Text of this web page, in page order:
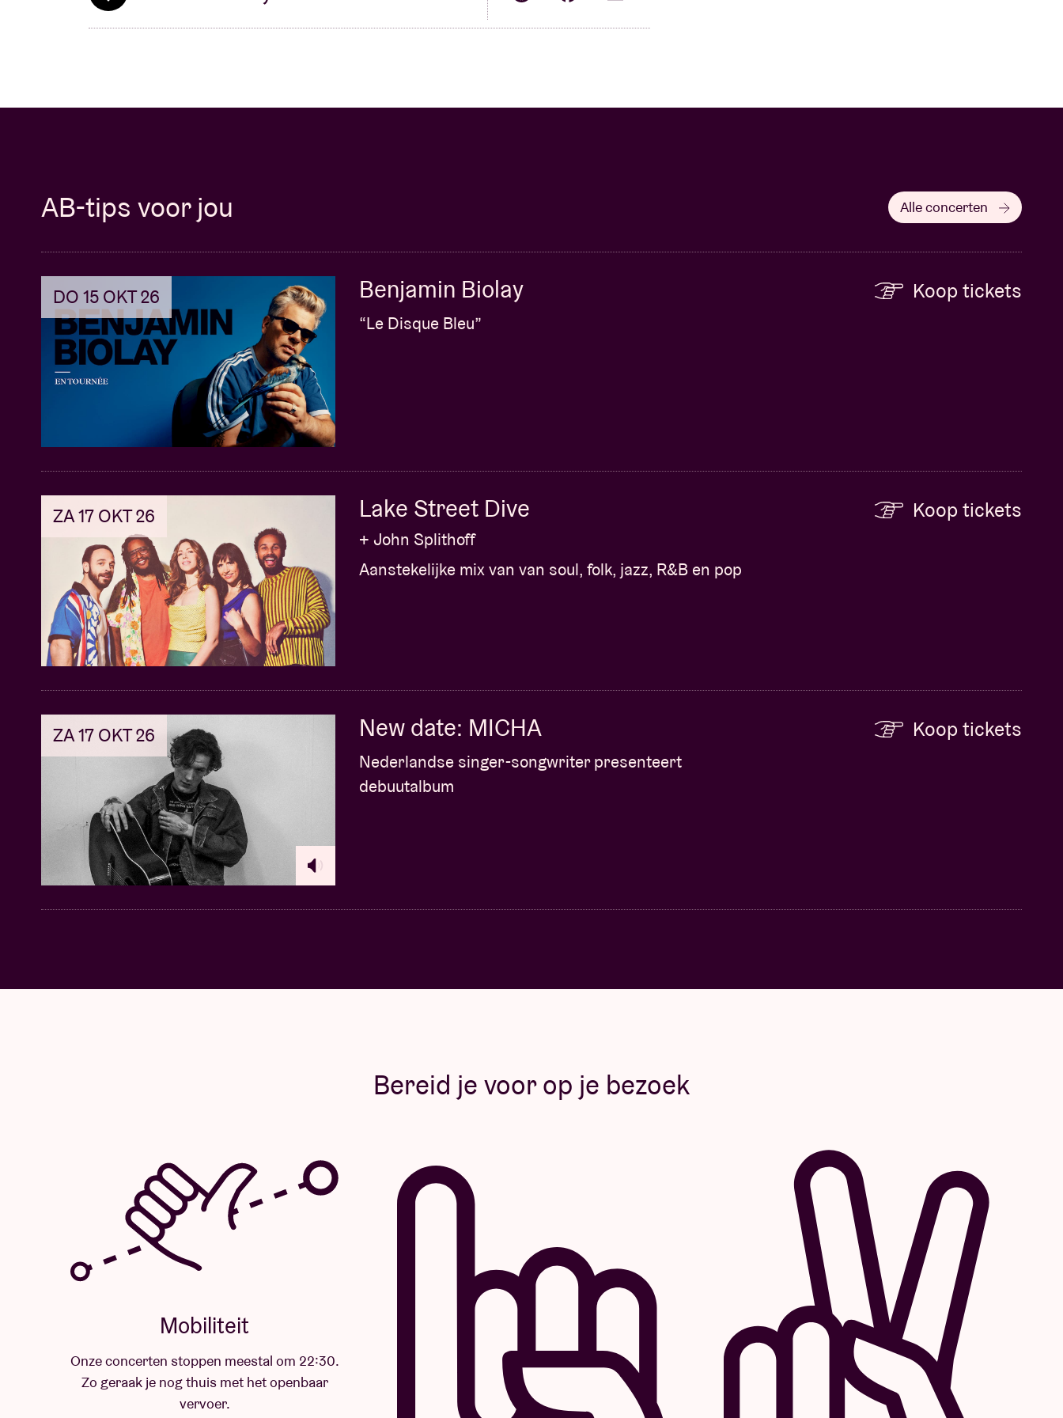
AB-tips voor jou Alle concerten
DO 15 OKT 26 Benjamin Biolay
“Le Disque Bleu”
Koop tickets
ZA 17 OKT 26 Lake Street Dive
+ John Splithoff
Aanstekelijke mix van van soul, folk, jazz, R&B en pop
Koop tickets
ZA 17 OKT 26 New date: MICHA
Nederlandse singer-songwriter presenteert
debuutalbum
Koop tickets
Bereid je voor op je bezoek
Mobiliteit
Onze concerten stoppen meestal om 22:30.
Zo geraak je nog thuis met het openbaar
vervoer.